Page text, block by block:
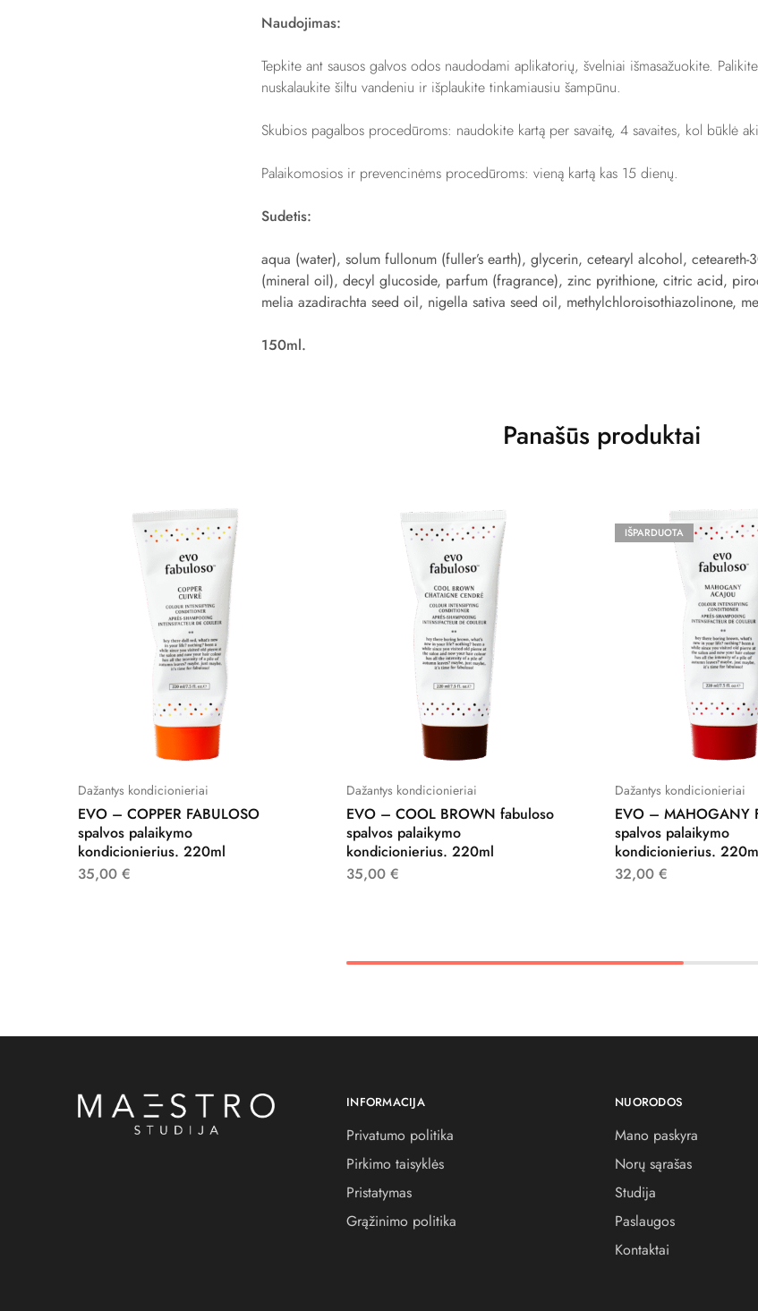
Naudojimas:
Tepkite ant sausos galvos odos naudodami aplikatorių, švelniai išmasažuokite.
nuskalaukite šiltu vandeniu ir išplaukite tinkamiausiu šampūnu.
Skubios pagalbos procedūroms: naudokite kartą per savaitę, 4 savaites, kol būklė
Palaikomosios ir prevencinėms procedūroms: vieną kartą kas 15 dienų.
Sudetis:
aqua (water), solum fullonum (fuller’s earth), glycerin, cetearyl alcohol,
(mineral oil), decyl glucoside, parfum (fragrance), zinc pyrithione, citric acid,
melia azadirachta seed oil, nigella sativa seed oil, methylchloroisothiazolinone,
150ml.
Panašūs produktai
Dažantys kondicionieriai
EVO – COPPER FABULOSO
spalvos palaikymo
kondicionierius. 220ml
35,00 €
Dažantys kondicionieriai
EVO – COOL BROWN fabuloso
spalvos palaikymo
kondicionierius. 220ml
35,00 €
IŠPARDUOTA
Dažantys kondicionieriai
EVO – MAHOGANY
spalvos palaikymo
kondicionierius.
32,00 €
INFORMACIJA
Privatumo politika
Pirkimo taisyklės
Pristatymas
Grąžinimo politika
NUORODOS
Mano paskyra
Norų sąrašas
Studija
Paslaugos
Kontaktai